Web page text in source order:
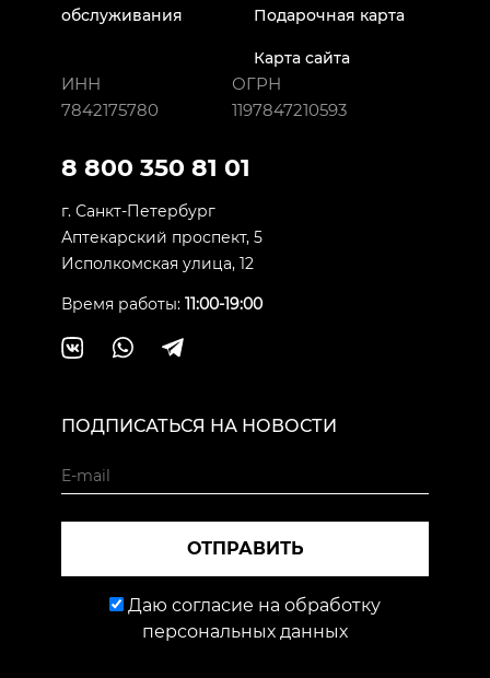
обслуживания
Подарочная карта
Карта сайта
ИНН
7842175780
ОГРН
1197847210593
8 800 350 81 01
г. Санкт-Петербург
Аптекарский проспект, 5
Исполкомская улица, 12
Время работы: 11:00-19:00
ПОДПИСАТЬСЯ НА НОВОСТИ
ОТПРАВИТЬ
Даю согласие на обработку
персональных данных